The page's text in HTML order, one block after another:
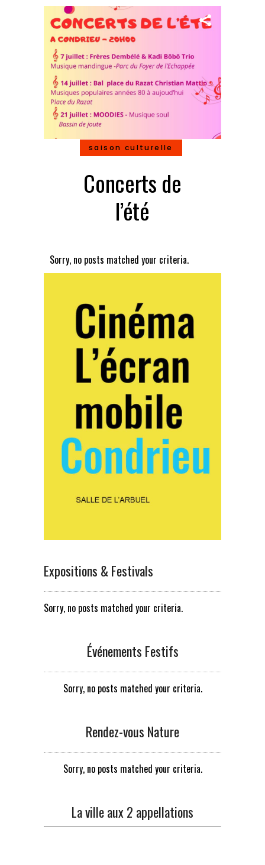
saison culturelle
Concerts de
l’été
Sorry, no posts matched your criteria.
Expositions & Festivals
Sorry, no posts matched your criteria.
Événements Festifs
Sorry, no posts matched your criteria.
Rendez-vous Nature
Sorry, no posts matched your criteria.
La ville aux 2 appellations